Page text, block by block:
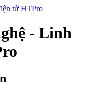
- Linh